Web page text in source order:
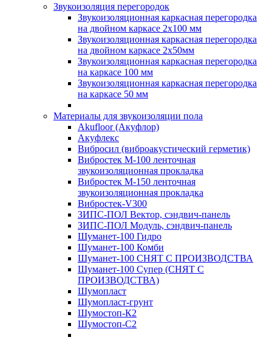
Звукоизоляция перегородок
Звукоизоляционная каркасная перегородка
на двойном каркасе 2х100 мм
Звукоизоляционная каркасная перегородка
на двойном каркасе 2х50мм
Звукоизоляционная каркасная перегородка
на каркасе 100 мм
Звукоизоляционная каркасная перегородка
на каркасе 50 мм
Материалы для звукоизоляции пола
Akufloor (Акуфлор)
Акуфлекс
Вибросил (виброакустический герметик)
Вибростек М-100 ленточная
звукоизоляционная прокладка
Вибростек М-150 ленточная
звукоизоляционная прокладка
Вибростек-V300
ЗИПС-ПОЛ Вектор, сэндвич-панель
ЗИПС-ПОЛ Модуль, сэндвич-панель
Шуманет-100 Гидро
Шуманет-100 Комби
Шуманет-100 СНЯТ С ПРОИЗВОДСТВА
Шуманет-100 Супер (СНЯТ С
ПРОИЗВОДСТВА)
Шумопласт
Шумопласт-грунт
Шумостоп-К2
Шумостоп-С2